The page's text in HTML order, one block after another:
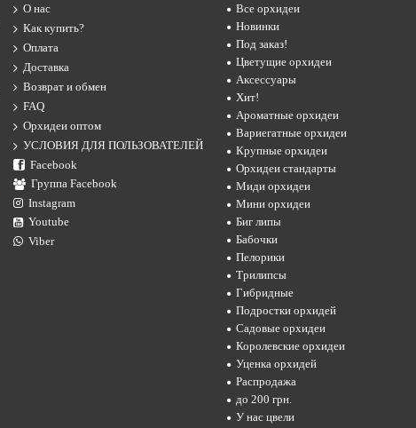
О нас
Как купить?
Оплата
Доставка
Возврат и обмен
FAQ
Орхидеи оптом
УСЛОВИЯ ДЛЯ ПОЛЬЗОВАТЕЛЕЙ
Facebook
Группа Facebook
Instagram
Youtube
Viber
Все орхидеи
Новинки
Под заказ!
Цветущие орхидеи
Аксессуары
Хит!
Ароматные орхидеи
Вариегатные орхидеи
Крупные орхидеи
Орхидеи стандарты
Миди орхидеи
Мини орхидеи
Биг липы
Бабочки
Пелорики
Трилипсы
Гибридные
Подростки орхидей
Садовые орхидеи
Королевские орхидеи
Уценка орхидей
Распродажа
до 200 грн.
У нас цвели